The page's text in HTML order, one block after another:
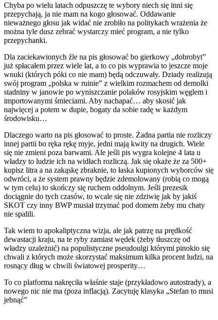
Chyba po wielu latach odpuszczę te wybory niech się inni się
przepychają, ja nie mam na kogo głosować. Oddawanie
nieważnego głosu jak widać nie zrobiło na politykach wrażenia że
można tyle dusz zebrać wystarczy mieć program, a nie tylko
przepychanki.
Dla zaciekawionych źle na pis głosować bo gierkowy „dobrobyt”
już spłacałem przez wiele lat, a to co pis wyprawia to jeszcze moje
wnuki (których póki co nie mam) będą odczuwały. Dziady realizują
swój program „polska w ruinie” z wielkim rozmachem od demolki
stadniny w janowie po wyniszczanie polaków rosyjskim węglem i
importowanymi śmieciami. Aby nachapać… aby skosić jak
najwięcej a potem w dupie, bogaty da sobie radę w każdym
środowisku…
Dlaczego warto na pis głosować to proste. Żadna partia nie rozliczy
innej partii bo ręka rękę myje, jedni mają kwity na drugich. Wiele
się nie zmieni poza barwami. Ale jeśli pis wygra kolejne 4 lata u
władzy to ludzie ich na widłach rozliczą. Jak się okaże że za 500+
kupisz litra a na zakąskę zbraknie, to łaska kupionych wyborców się
odwróci, a że system prawny będzie zdemolowany (robią co mogą
w tym celu) to skończy się ruchem oddolnym. Jeśli prezesik
dociągnie do tych czasów, to wcale się nie zdziwię jak by jakiś
SKOT czy inny BWP musiał trzymać pod domem żeby mu chaty
nie spalili.
Tak wiem to apokaliptyczna wizja, ale jak patrzę na prędkość
dewastacji kraju, na te ryby zamiast wędek (żeby tłuszczę od
władzy uzależnić) na populistyczne pseudoulgi którymi pinokio się
chwali z których może skorzystać maksimum kilka procent ludzi, na
rosnący dług w chwili światowej prosperity…
To co platforma nakręciła właśnie staje (przykładowo autostrady), a
nowego nic nie ma (poza inflacją). Zacytuję klasyka „Stefan to musi
jebnąć”